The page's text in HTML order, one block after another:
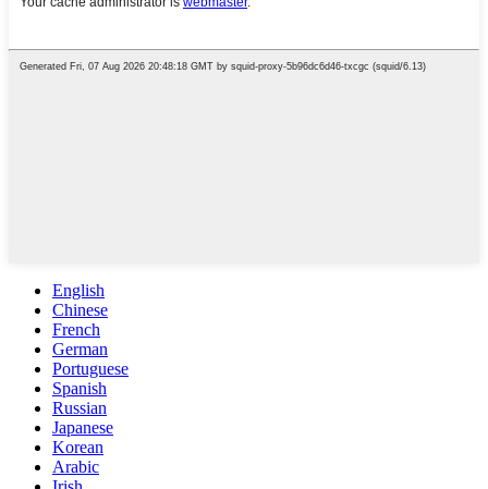
English
Chinese
French
German
Portuguese
Spanish
Russian
Japanese
Korean
Arabic